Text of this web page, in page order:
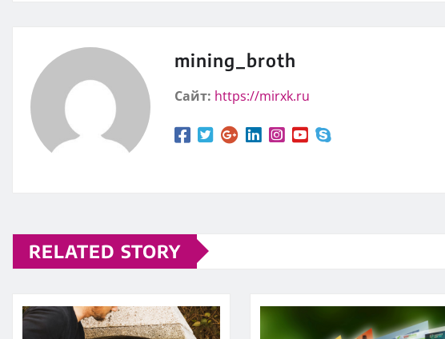
mining_broth
Сайт: https://mirxk.ru
RELATED STORY